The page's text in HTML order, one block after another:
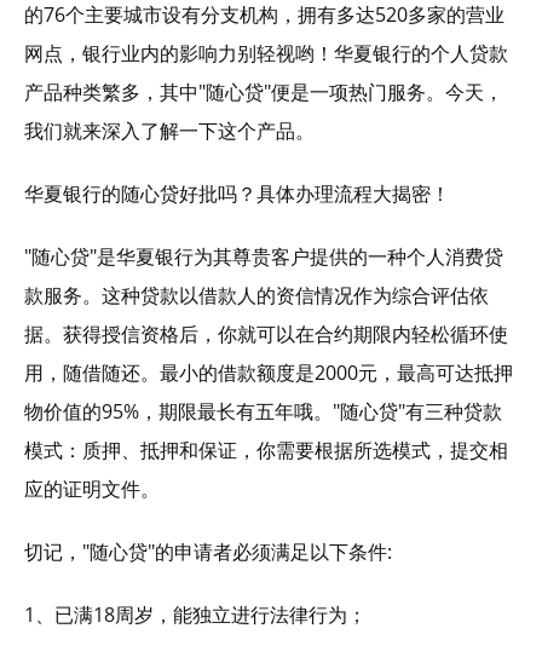
的76个主要城市设有分支机构，拥有多达520多家的营业
网点，银行业内的影响力别轻视哟！华夏银行的个人贷款
产品种类繁多，其中"随心贷"便是一项热门服务。今天，
我们就来深入了解一下这个产品。
华夏银行的随心贷好批吗？具体办理流程大揭密！
"随心贷"是华夏银行为其尊贵客户提供的一种个人消费贷
款服务。这种贷款以借款人的资信情况作为综合评估依
据。获得授信资格后，你就可以在合约期限内轻松循环使
用，随借随还。最小的借款额度是2000元，最高可达抵押
物价值的95%，期限最长有五年哦。"随心贷"有三种贷款
模式：质押、抵押和保证，你需要根据所选模式，提交相
应的证明文件。
切记，"随心贷"的申请者必须满足以下条件:
1、已满18周岁，能独立进行法律行为；